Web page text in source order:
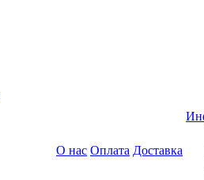
О нас Оплата Доставка